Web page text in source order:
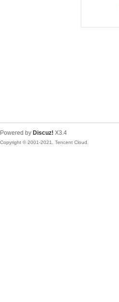
Powered by Discuz! X3.4
Copyright © 2001-2021, Tencent Cloud.